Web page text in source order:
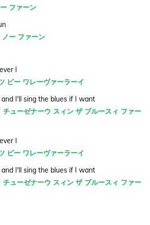
ファーン
ー ファーン
I
ビー ワレーヴァーラーイ
I'll sing the blues if I want
チューゼナーウ スィン ザ ブルースィ ファー
I
ビー ワレーヴァーラーイ
I'll sing the blues if I want
チューゼナーウ スィン ザ ブルースィ ファー